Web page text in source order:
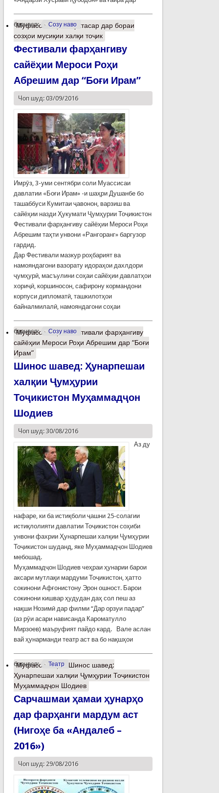
барчасп: Созу наво
Муфассалтаро Мухтасар дар бораи
созҳои мусиқии халқи тоҷик
Фестивали фарҳангиву
сайёҳии Мероси Роҳи
Абрешим дар “Боғи Ирам”
Чоп шуд: 03/09/2016
Имрӯз, 3-уми сентябри соли Муассисаи
давлатии «Боғи Ирам» -и шаҳри Душанбе бо
ташаббуси Кумитаи ҷавонон, варзиш ва
сайёҳии назди Ҳукумати Ҷумҳурии Тоҷикистон
Фестивали фарҳангиву сайёҳии Мероси Роҳи
Абрешим таҳти унвони «Рангоранг» баргузор
гардид.
Дар Фестивали мазкур роҳбарият ва
намояндагони вазорату идораҳои дахлдори
ҷумҳурӣ, масъулини соҳаи сайёҳии давлатҳои
хориҷӣ, коршиносон, сафирону кормандони
корпуси дипломатӣ, ташкилотҳои
байналмилалӣ, намояндагони соҳаи
барчасп: Созу наво
Муфассалтаро Фестивали фарҳангиву
сайёҳии Мероси Роҳи Абрешим дар “Боғи
Ирам”
Шинос шавед: Ҳунарпешаи
халқии Ҷумҳурии
Тоҷикистон Муҳаммадҷон
Шодиев
Чоп шуд: 30/08/2016
Аз ду
нафаре, ки ба истиқболи ҷашни 25-солагии
истиқлолияти давлатии Тоҷикистон соҳиби
унвони фахрии Ҳунарпешаи халқии Ҷумҳурии
Тоҷикистон шуданд, яке Муҳаммадҷон Шодиев
мебошад.
Муҳаммадҷон Шодиев чеҳраи ҳунарии барои
аксари мутлақи мардуми Тоҷикистон, ҳатто
сокинони Афғонистону Эрон ошност. Барои
сокинони кишвар ҳудудан даҳ сол пеш аз
нақши Нозимӣ дар филми “Дар орзуи падар”
(аз рӯи асари нависанда Кароматулло
Мирзоев) маъруфият пайдо кард. Вале аслан
вай ҳунарманди театр аст ва бо нақшҳои
барчасп: Театр
Муфассалтаро Шинос шавед:
Ҳунарпешаи халқии Ҷумҳурии Тоҷикистон
Муҳаммадҷон Шодиев
Сарчашмаи ҳамаи ҳунарҳо
дар фарҳанги мардум аст
(Нигоҳе ба «Андалеб –
2016»)
Чоп шуд: 29/08/2016